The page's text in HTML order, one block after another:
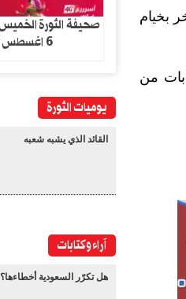
بخيام
عائلة آل المتربيعي في محيط ساحة الشوا، وأخرج 4 إصابات من
6 اغسطس 2026
يوميات الثورة
القائد الذي يشبه شعبه
آراء وكتابات
هل تكرّر السعودية أخطاءها؟